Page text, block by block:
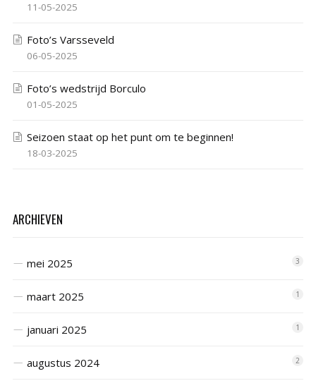
11-05-2025
Foto’s Varsseveld
06-05-2025
Foto’s wedstrijd Borculo
01-05-2025
Seizoen staat op het punt om te beginnen!
18-03-2025
ARCHIEVEN
mei 2025 3
maart 2025 1
januari 2025 1
augustus 2024 2